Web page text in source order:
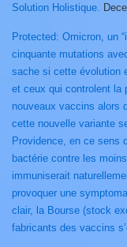
Solution Holistique.
Protected: Omicron, un
cinquante mutations
sache si cette évolution
et ceux qui controlent la
nouveaux vaccins alors
cette nouvelle variante
Providence, en ce sens
bactérie contre les
immuniserait
provoquer une
clair, la Bourse (stock
fabricants des vaccins